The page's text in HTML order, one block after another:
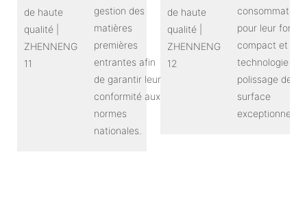
gestion des
matières
premières
entrantes afin
de garantir leur
conformité aux
normes
nationales.
pour leur
compact et leur
technologie de
polissage de
surface
exceptionnelle.